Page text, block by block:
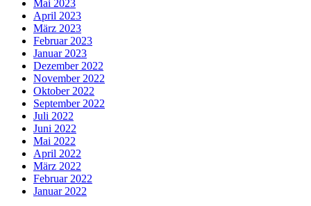
Mai 2023
April 2023
März 2023
Februar 2023
Januar 2023
Dezember 2022
November 2022
Oktober 2022
September 2022
Juli 2022
Juni 2022
Mai 2022
April 2022
März 2022
Februar 2022
Januar 2022